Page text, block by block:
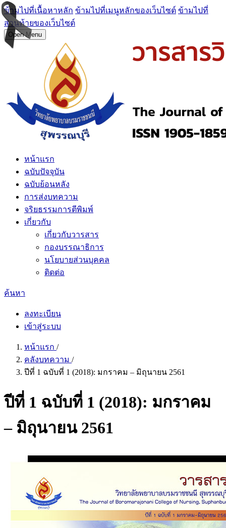
ข้ามไปที่เนื้อหาหลัก ข้ามไปที่เมนูหลักของเว็บไซต์ ข้ามไปที่
ส่วนท้ายของเว็บไซต์
Open Menu
หน้าแรก
ฉบับปัจจุบัน
ฉบับย้อนหลัง
การส่งบทความ
จริยธรรมการตีพิมพ์
เกี่ยวกับ
เกี่ยวกับวารสาร
กองบรรณาธิการ
นโยบายส่วนบุคคล
ติดต่อ
ค้นหา
ลงทะเบียน
เข้าสู่ระบบ
หน้าแรก /
คลังบทความ /
ปีที่ 1 ฉบับที่ 1 (2018): มกราคม – มิถุนายน 2561
ปีที่ 1 ฉบับที่ 1 (2018): มกราคม
– มิถุนายน 2561